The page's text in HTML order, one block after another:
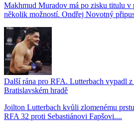
Makhmud Muradov má po zisku titulu v
několik možností. Ondřej Novotný
Další rána pro RFA. Lutterbach vypadl
Bratislavském hradě
Joilton Lutterbach kvůli zlomenému
RFA 32 proti Sebastiánovi Fapšovi....